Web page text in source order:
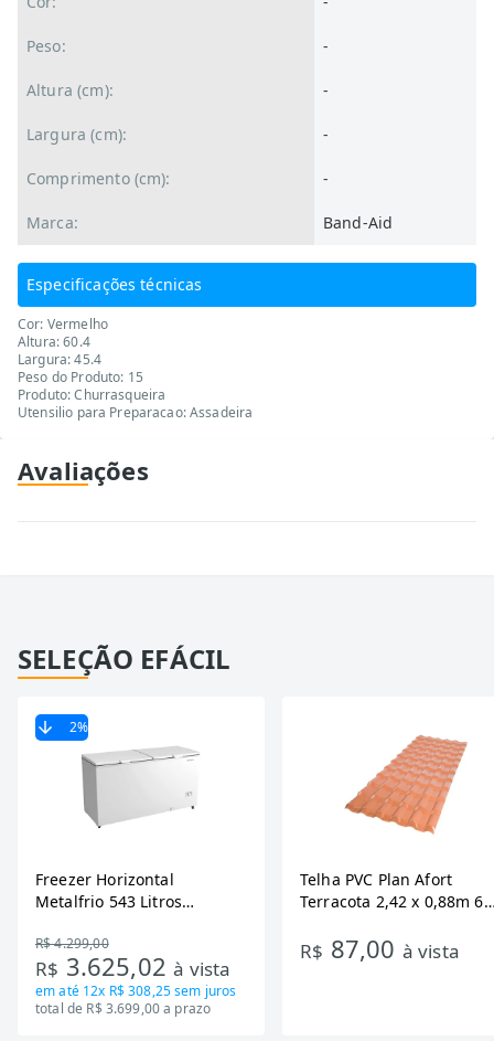
Peso: -
Altura (cm): -
Largura (cm): -
Comprimento (cm): -
Marca: Band-Aid
Especificações técnicas
Cor: Vermelho
Altura: 60.4
Largura: 45.4
Peso do Produto: 15
Produto: Churrasqueira
Utensilio para Preparacao: Assadeira
Avaliações
SELEÇÃO EFÁCIL
2%
Freezer Horizontal
Metalfrio 543 Litros
Tecnologia Inverter, Branco,
Bivolt
R$ 4.299,00
R$ 3.625,02à vista
em até 12x R$ 308,25sem juros
total de R$ 3.699,00 a prazo
Telha PVC Plan Afort
Terracota 2,42 x 0,88m 6
R$ 87,00 à vista